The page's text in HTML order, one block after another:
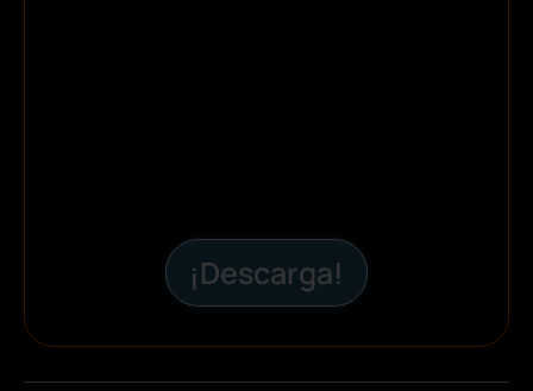
¡Descarga!